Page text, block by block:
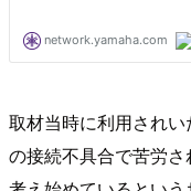
取材当時に利用され
の接続不具合で苦労